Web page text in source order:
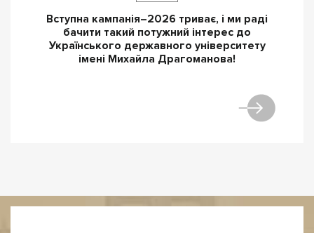
Вступна кампанія–2026 триває, і ми раді
бачити такий потужний інтерес до
Українського державного університету
імені Михайла Драгоманова!